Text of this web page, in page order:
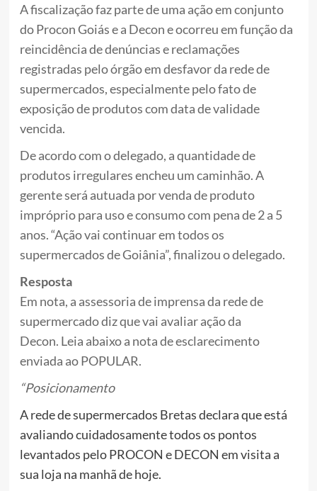
A fiscalização faz parte de uma ação em conjunto
do Procon Goiás e a Decon e ocorreu em função da
reincidência de denúncias e reclamações
registradas pelo órgão em desfavor da rede de
supermercados, especialmente pelo fato de
exposição de produtos com data de validade
vencida.
De acordo com o delegado, a quantidade de
produtos irregulares encheu um caminhão. A
gerente será autuada por venda de produto
impróprio para uso e consumo com pena de 2 a 5
anos. “Ação vai continuar em todos os
supermercados de Goiânia”, finalizou o delegado.
Resposta
Em nota, a assessoria de imprensa da rede de
supermercado diz que vai avaliar ação da
Decon. Leia abaixo a nota de esclarecimento
enviada ao POPULAR.
“Posicionamento
A rede de supermercados Bretas declara que está
avaliando cuidadosamente todos os pontos
levantados pelo PROCON e DECON em visita a
sua loja na manhã de hoje.